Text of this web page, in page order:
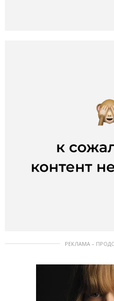
РЕКЛАМА –